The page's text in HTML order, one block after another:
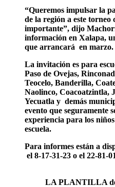
“Queremos impulsar la
de la región a este torneo
importante”, dijo
información en Xalapa,
que arrancará en marzo.
La invitación es para
Paso de Ovejas,
Teocelo, Banderilla,
Naolinco, Coacoatzintla,
Yecuatla y demás
evento que seguramente
experiencia para los
escuela.
Para informes están a
el 8-17-31-23 o el 22-81-
LA PLANTILLA de